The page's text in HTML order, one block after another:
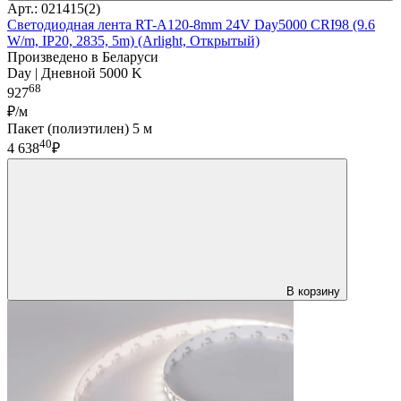
Арт.: 021415(2)
Светодиодная лента RT-A120-8mm 24V Day5000 CRI98 (9.6
W/m, IP20, 2835, 5m) (Arlight, Открытый)
Произведено в Беларуси
Day | Дневной 5000 K
92768
₽/м
Пакет (полиэтилен) 5 м
4 63840₽
В корзину